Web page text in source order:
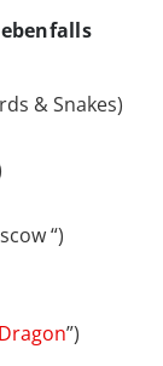
& Snakes)
“)
”)